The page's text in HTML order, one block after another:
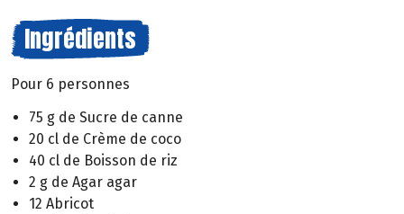
Ingrédients
Pour 6 personnes
75 g de Sucre de canne
20 cl de Crème de coco
40 cl de Boisson de riz
2 g de Agar agar
12 Abricot